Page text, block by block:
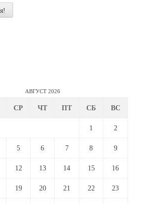
АВГУСТ 2026
СР ЧТ ПТ СБ ВС
1 2
5 6 7 8 9
12 13 14 15 16
19 20 21 22 23